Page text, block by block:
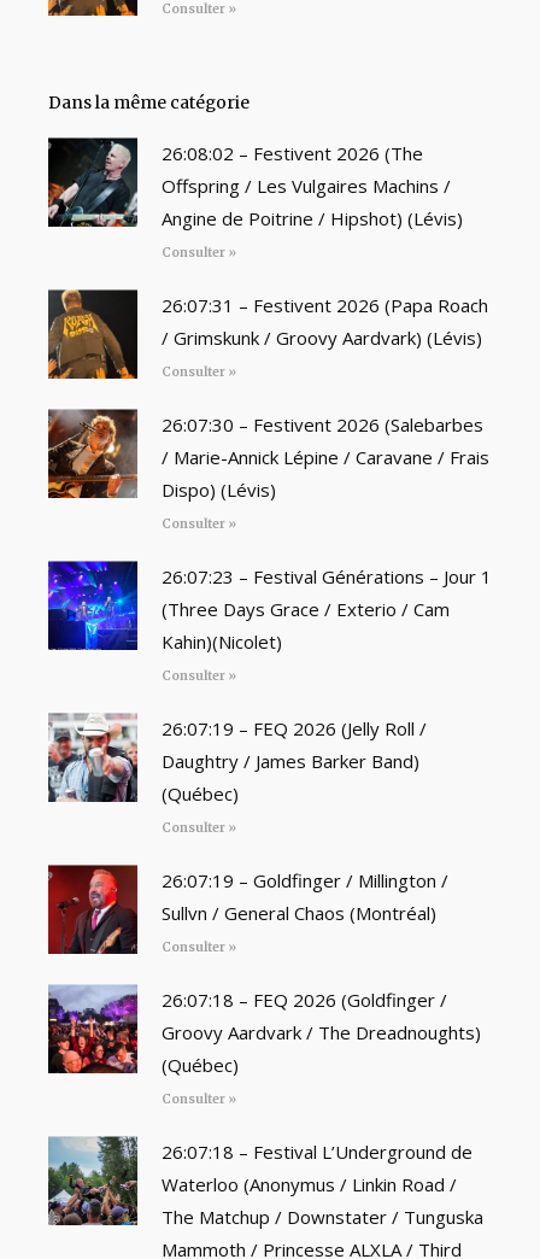
Consulter »
Dans la même catégorie
26:08:02 – Festivent 2026 (The
Offspring / Les Vulgaires Machins /
Angine de Poitrine / Hipshot) (Lévis)
Consulter »
26:07:31 – Festivent 2026 (Papa Roach
/ Grimskunk / Groovy Aardvark) (Lévis)
Consulter »
26:07:30 – Festivent 2026 (Salebarbes
/ Marie-Annick Lépine / Caravane / Frais
Dispo) (Lévis)
Consulter »
26:07:23 – Festival Générations – Jour 1
(Three Days Grace / Exterio / Cam
Kahin)(Nicolet)
Consulter »
26:07:19 – FEQ 2026 (Jelly Roll /
Daughtry / James Barker Band)
(Québec)
Consulter »
26:07:19 – Goldfinger / Millington /
Sullvn / General Chaos (Montréal)
Consulter »
26:07:18 – FEQ 2026 (Goldfinger /
Groovy Aardvark / The Dreadnoughts)
(Québec)
Consulter »
26:07:18 – Festival L’Underground de
Waterloo (Anonymus / Linkin Road /
The Matchup / Downstater / Tunguska
Mammoth / Princesse ALXLA / Third